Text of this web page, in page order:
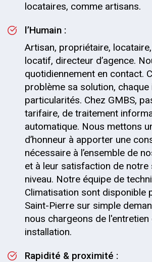
locataires, comme artisans.
l’Humain :
Artisan, propriétaire,
locatif, directeur d’agence.
quotidiennement en contact.
problème sa solution,
particularités. Chez GMBS,
tarifaire, de traitement
automatique. Nous mettons
d’honneur à apporter une
nécessaire à l’ensemble de
et à leur satisfaction de notre
niveau. Notre équipe de
Climatisation sont disponible
Saint-Pierre sur simple
nous chargeons de
installation.
Rapidité & proximité :